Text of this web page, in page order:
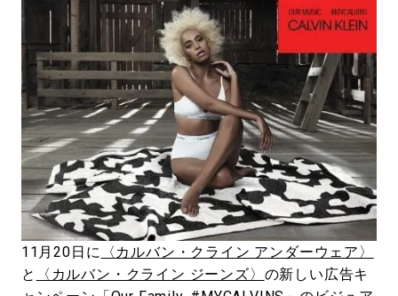
#NEW VINTAGE #マイナーグッド図鑑
#路地裏てぃーん。 #MONTHLY JOURNAL
#GH 銘品の所以 #フイナムのYouTube
#Commune H #FOCUS IT #AH.H
#ととけん #FASHION #MUSIC #MOVIE
#LIFESTYLE #SNEAKER #OUTDOOR
#SPORTS #HANDSOME HANDBOOK
11月20日に
〈カルバン・クライン アンダーウェア〉
と
〈カルバン・クライン ジーンズ〉 の新しい広告キ